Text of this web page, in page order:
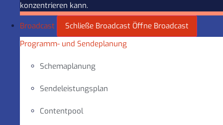
konzentrieren kann.
Broadcast Schließe Broadcast Öffne Broadcast
Programm- und Sendeplanung
Schemaplanung
Sendeleistungsplan
Contentpool